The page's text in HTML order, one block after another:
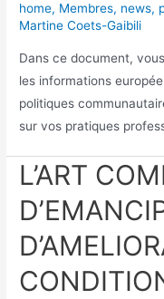
home, Membres, news,
Martine Coets-Gaibili
Dans ce document,
les informations
politiques
sur vos pratiques
L’ART